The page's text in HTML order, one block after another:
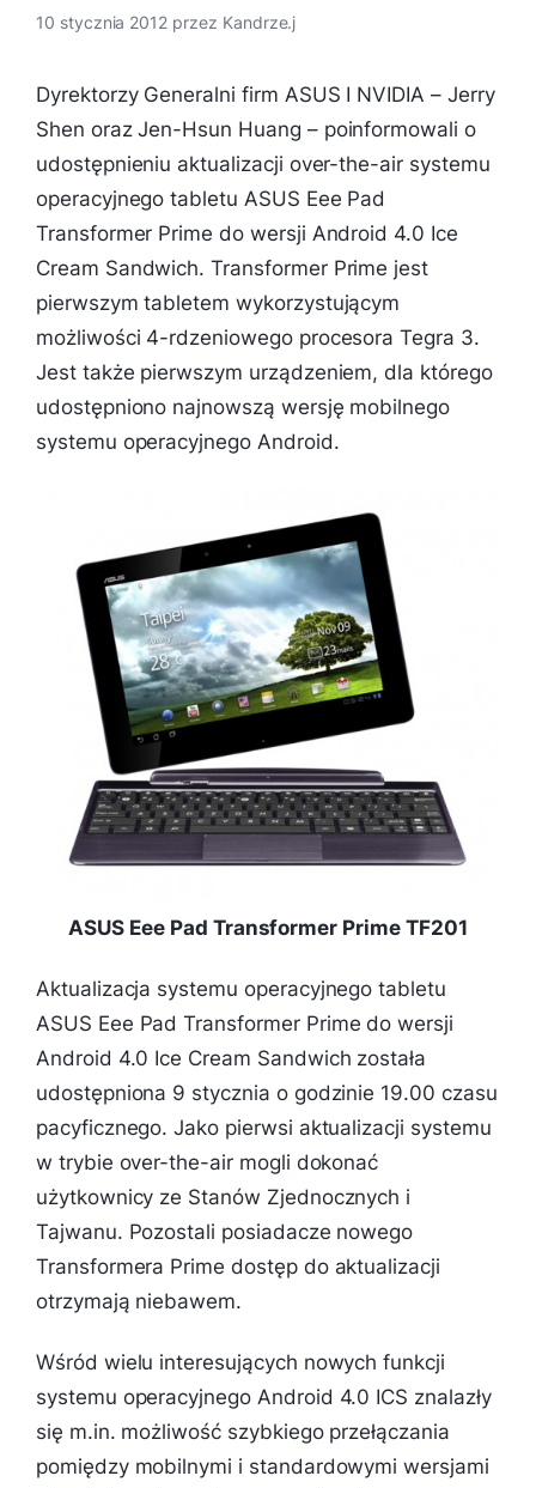
10 stycznia 2012 przez Kandrze.j
Dyrektorzy Generalni firm ASUS I NVIDIA – Jerry
Shen oraz Jen-Hsun Huang – poinformowali o
udostępnieniu aktualizacji over-the-air systemu
operacyjnego tabletu ASUS Eee Pad
Transformer Prime do wersji Android 4.0 Ice
Cream Sandwich. Transformer Prime jest
pierwszym tabletem wykorzystującym
możliwości 4-rdzeniowego procesora Tegra 3.
Jest także pierwszym urządzeniem, dla którego
udostępniono najnowszą wersję mobilnego
systemu operacyjnego Android.
ASUS Eee Pad Transformer Prime TF201
Aktualizacja systemu operacyjnego tabletu
ASUS Eee Pad Transformer Prime do wersji
Android 4.0 Ice Cream Sandwich została
udostępniona 9 stycznia o godzinie 19.00 czasu
pacyficznego. Jako pierwsi aktualizacji systemu
w trybie over-the-air mogli dokonać
użytkownicy ze Stanów Zjednocznych i
Tajwanu. Pozostali posiadacze nowego
Transformera Prime dostęp do aktualizacji
otrzymają niebawem.
Wśród wielu interesujących nowych funkcji
systemu operacyjnego Android 4.0 ICS znalazły
się m.in. możliwość szybkiego przełączania
pomiędzy mobilnymi i standardowymi wersjami